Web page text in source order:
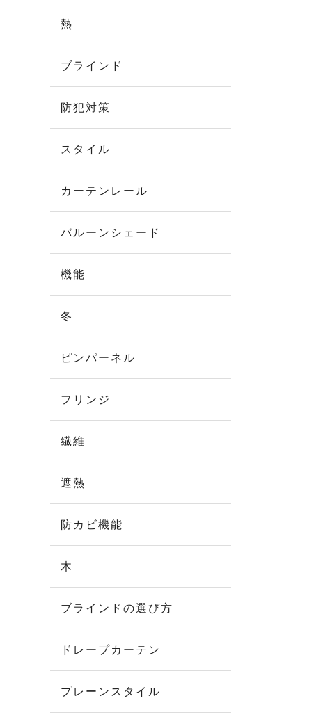
熱
ブラインド
防犯対策
スタイル
カーテンレール
バルーンシェード
機能
冬
ピンパーネル
フリンジ
繊維
遮熱
防カビ機能
木
ブラインドの選び方
ドレープカーテン
プレーンスタイル